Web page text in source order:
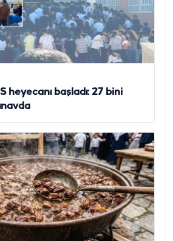
heyecanı başladı: 27 bini